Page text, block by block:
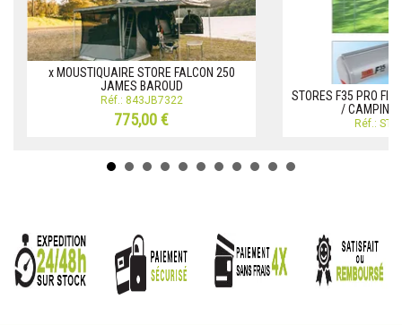
x MOUSTIQUAIRE STORE FALCON 250
JAMES BAROUD
Réf.: 843JB7322
775,00 €
STORES F35 PRO
/
Réf.: